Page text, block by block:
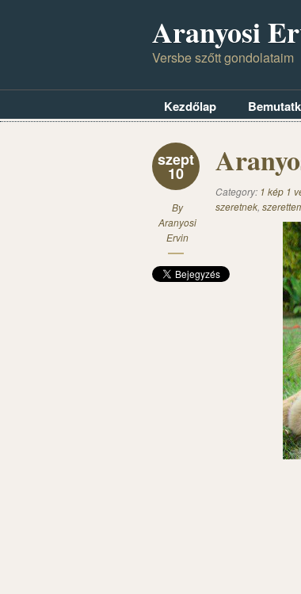
Aranyosi
Versbe szőtt gondolataim
Kezdőlap
szept
10
By
Aranyosi
Ervin
Category: 1 kép 1
szeretnek,